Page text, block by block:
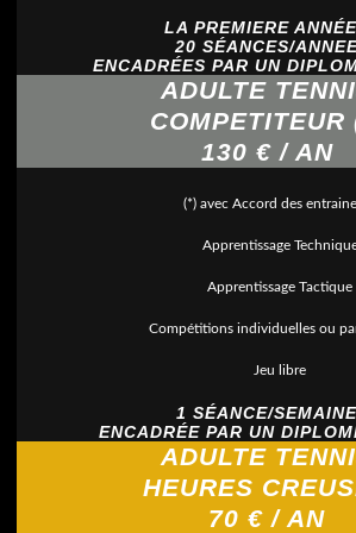
LA PREMIERE
20 SÉANCES/
ENCADRÉES PAR UN
ADULTE
COMPETITEUR
130 € / AN
(*) avec Accord des
Apprentissage
Apprentissage Tactique
Compétitions individuelles ou
Jeu libre
1 SÉANCE/SEMAINE
ENCADRÉE PAR UN
ADULTE
HEURES
70 € / AN